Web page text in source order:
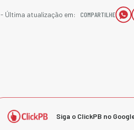
- Última atualização em:
COMPARTILHE
Siga o ClickPB no